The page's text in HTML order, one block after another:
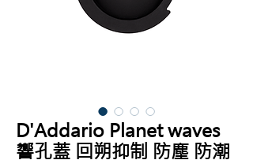
D'Addario Planet waves
響孔蓋 回朔抑制 防塵 防潮